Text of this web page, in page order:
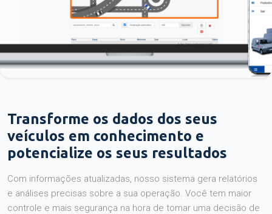
Transforme os dados dos seus
veículos em conhecimento e
potencialize os seus resultados
Com informações atualizadas, nosso sistema gera relatórios
e análises precisas sobre a sua operação. Você tem maior
controle e mais segurança na hora de tomar uma decisão de